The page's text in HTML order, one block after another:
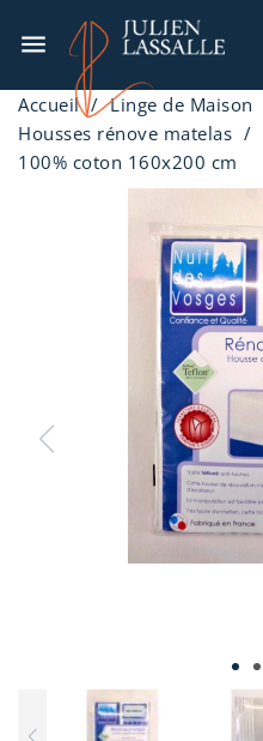
menu
Accueil Linge de Maison
Housses rénove matelas
100% coton 160x200 cm